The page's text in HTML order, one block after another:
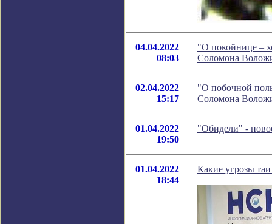
04.04.2022
08:03
"О покойнице –
Соломона
02.04.2022
15:17
"О побочной
Соломона
01.04.2022
19:50
"Обидели" -
01.04.2022
18:44
Какие угрозы